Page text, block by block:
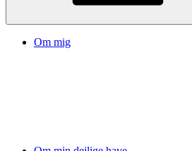
Om mig